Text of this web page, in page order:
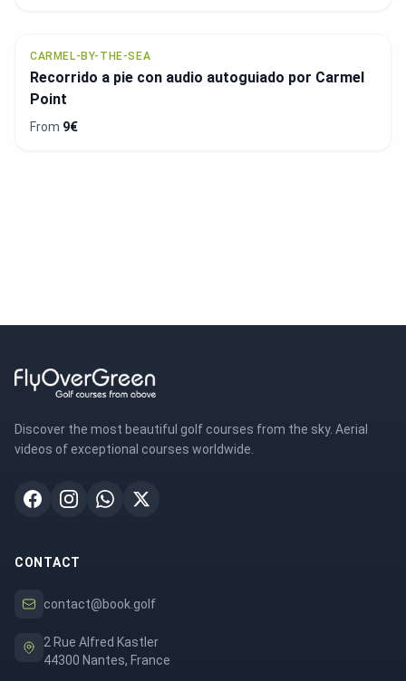
CARMEL-BY-THE-SEA
Recorrido a pie con audio autoguiado por Carmel
Point
From 9€
Discover the most beautiful golf courses from the sky. Aerial
videos of exceptional courses worldwide.
CONTACT
contact@book.golf
2 Rue Alfred Kastler
44300 Nantes, France